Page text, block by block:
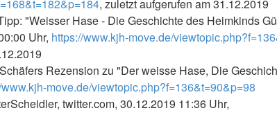
, zuletzt aufgerufen am 31.12.2019
"Weisser Hase - Die Geschichte des Heimkinds
Uhr, https://www.kjh-move.de/
Rezension zu "Der weisse Hase, Die
move.de/viewtopic.php?f=136&t=90&p=98
twitter.com, 30.12.2019 11:36 Uhr,